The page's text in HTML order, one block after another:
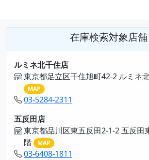
在庫検索対象店舗
ルミネ北千住店
東京都足立区千住旭町42-2 ルミネ
MAP
03-5284-2311
五反田店
東京都品川区東五反田2-1-2 五反田
階
MAP
03-6408-1811